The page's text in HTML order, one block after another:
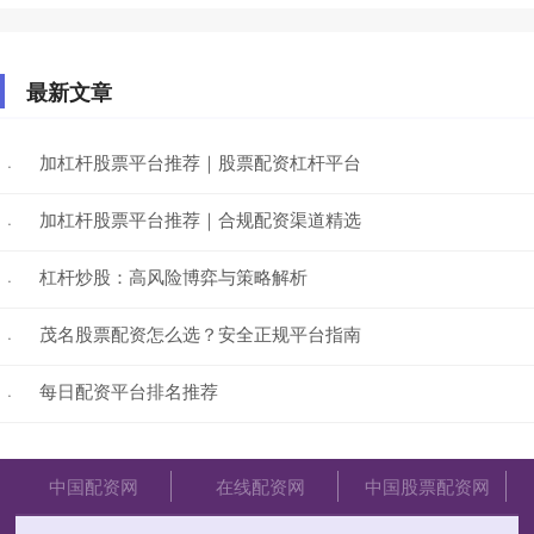
最新文章
· 加杠杆股票平台推荐｜股票配资杠杆平台
· 加杠杆股票平台推荐｜合规配资渠道精选
· 杠杆炒股：高风险博弈与策略解析
· 茂名股票配资怎么选？安全正规平台指南
· 每日配资平台排名推荐
中国配资网 在线配资网 中国股票配资网